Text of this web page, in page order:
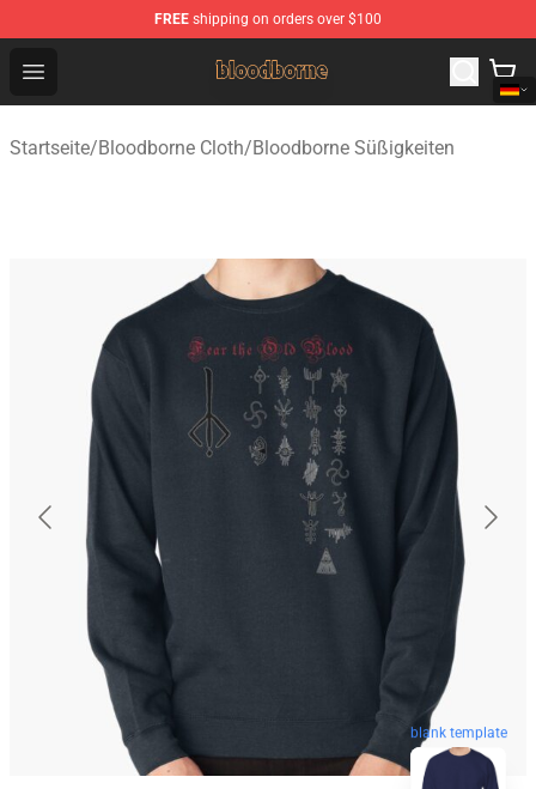
FREE shipping on orders over $100
Open menu
Bloodborne Shop - Official Bloodborne Merchandise
Startseite/Bloodborne Cloth/Bloodborne Süßigkeiten
blank template